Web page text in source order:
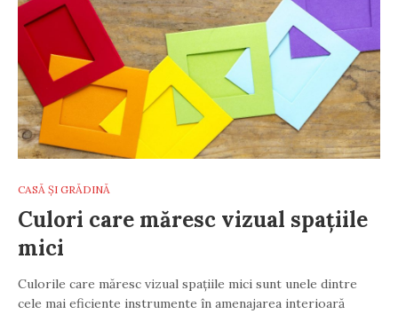
CASĂ ȘI GRĂDINĂ
Culori care măresc vizual spațiile
mici
Culorile care măresc vizual spațiile mici sunt unele dintre
cele mai eficiente instrumente în amenajarea interioară